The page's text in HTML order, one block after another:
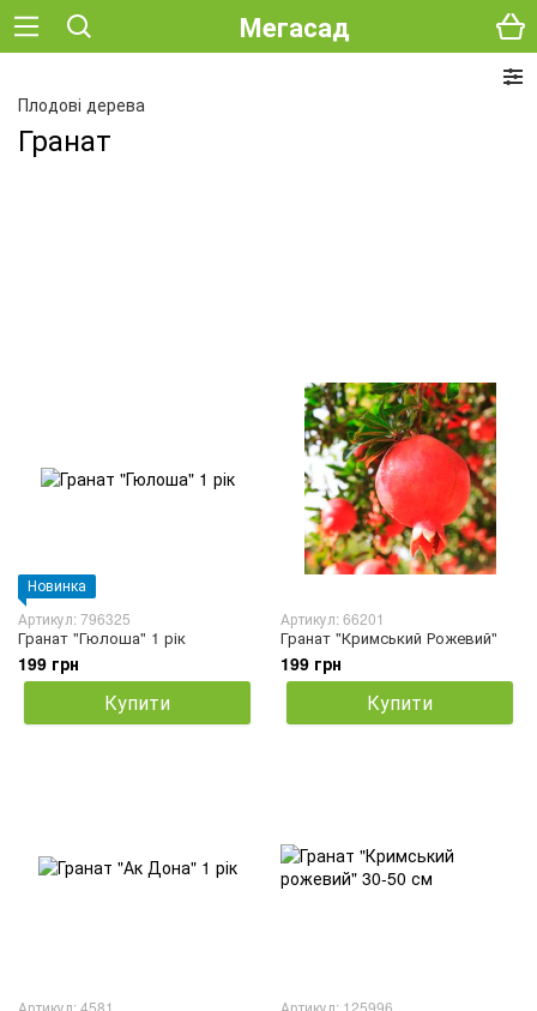
Мегасад
Плодові дерева
Гранат
Новинка
Артикул: 796325
Гранат "Гюлоша" 1 рік
199 грн
Купити
Артикул: 66201
Гранат "Кримський Рожевий"
199 грн
Купити
Артикул: 4581 Артикул: 125996